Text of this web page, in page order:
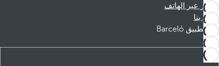
الحجز عبر الهاتف
اتصل بنا
تطبيق Barceló
تنزيل